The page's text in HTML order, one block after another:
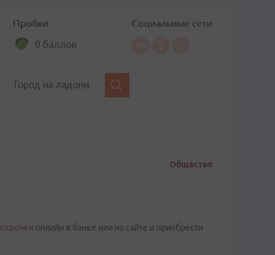
Пробки
0 баллов
Социальные сети
Город на ладони
Общество
онлайн в банке или на сайте и приобрести